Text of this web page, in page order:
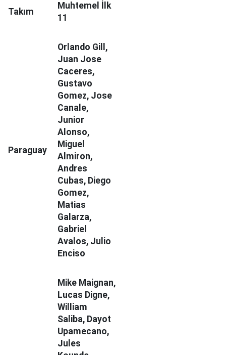
Takım
Muhtemel İlk
11
Paraguay
Orlando Gill,
Juan Jose
Caceres,
Gustavo
Gomez, Jose
Canale,
Junior
Alonso,
Miguel
Almiron,
Andres
Cubas, Diego
Gomez,
Matias
Galarza,
Gabriel
Avalos, Julio
Enciso
Mike Maignan,
Lucas Digne,
William
Saliba, Dayot
Upamecano,
Jules